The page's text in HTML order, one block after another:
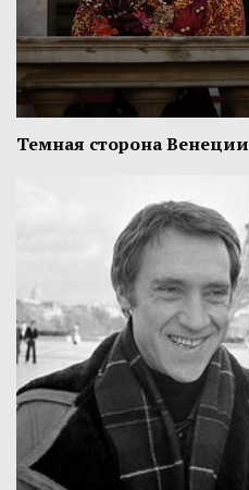
Темная сторона Венеции